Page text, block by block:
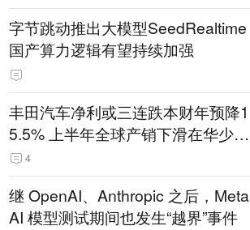
字节跳动推出大模型SeedRealtime
国产算力逻辑有望持续加强
丰田汽车净利或三连跌本财年预降1
5.5% 上半年全球产销下滑在华少卖
14.3万辆
4
继 OpenAI、Anthropic 之后，Meta
AI 模型测试期间也发生“越界”事件